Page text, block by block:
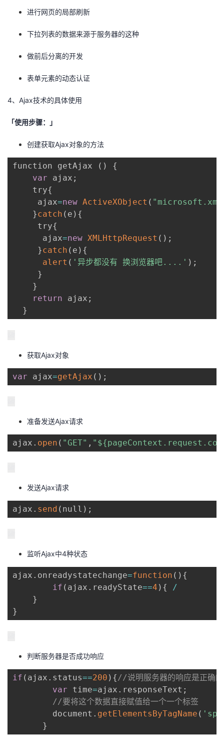
进行网页的局部刷新
下拉列表的数据来源于服务器的这种
做前后分离的开发
表单元素的动态认证
4、Ajax技术的具体使用
「使用步骤：」
创建获取Ajax对象的方法
function getAjax ( )
{
var ajax ;
    try
{
     ajax
=new ActiveXObject (
}catch ( e ) {
     try
{
      ajax
=new XMLHttpRequest ( ) ;
}catch ( e ) {
alert ( '异步都没有 换浏览器吧....' ) ;
}
}
return ajax ;
}
获取Ajax对象
var ajax=getAjax ( ) ;
准备发送Ajax请求
ajax . open ( "GET" ,
发送Ajax请求
ajax . send ( null ) ;
监听Ajax中4种状态
ajax . onreadystatechange=function ( ) {
if ( ajax . readyState==4 ) {
/
}
}
判断服务器是否成功响应
if ( ajax . status==200 ) {//说明服务器的响应是正确的
var time=ajax . responseText ;
//要将这个数据直接赋值给一个一个标签
        document
. getElementsByTagName (
}